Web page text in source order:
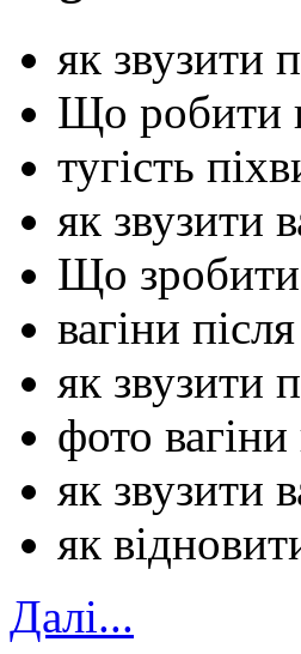
як звузити
Що робити
тугість
як звузити
Що зробити
вагіни
як звузити
фото вагіни
як звузити
як
Далi...